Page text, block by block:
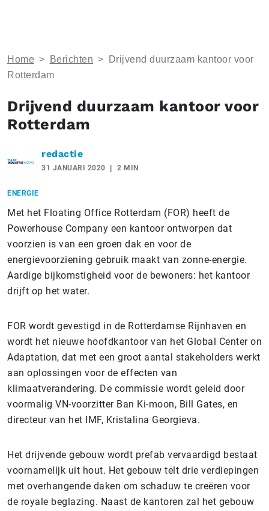
Home > Berichten >
Drijvend duurzaam kantoor voor
Rotterdam
Drijvend duurzaam kantoor voor
Rotterdam
redactie
31 JANUARI 2020 2 MIN
ENERGIE
Met het Floating Office Rotterdam (FOR) heeft de
Powerhouse Company een kantoor ontworpen dat
voorzien is van een groen dak en voor de
energievoorziening gebruik maakt van zonne-energie.
Aardige bijkomstigheid voor de bewoners: het kantoor
drijft op het water.
FOR wordt gevestigd in de Rotterdamse Rijnhaven en
wordt het nieuwe hoofdkantoor van het Global Center on
Adaptation, dat met een groot aantal stakeholders werkt
aan oplossingen voor de effecten van
klimaatverandering. De commissie wordt geleid door
voormalig VN-voorzitter Ban Ki-moon, Bill Gates, en
directeur van het IMF, Kristalina Georgieva.
Het drijvende gebouw wordt prefab vervaardigd bestaat
voornamelijk uit hout. Het gebouw telt drie verdiepingen
met overhangende daken om schaduw te creëren voor
de royale beglazing. Naast de kantoren zal het gebouw